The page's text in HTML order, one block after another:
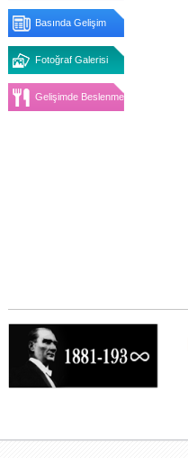
Basında Gelişim
Fotoğraf Galerisi
Gelişimde Beslenme